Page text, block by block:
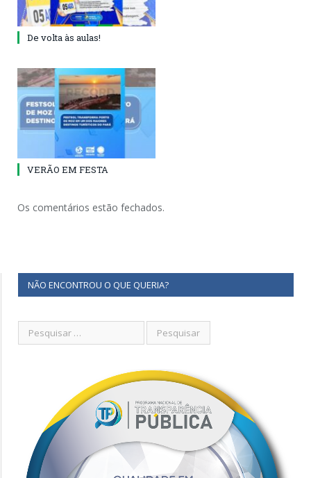
De volta às aulas!
VERÃO EM FESTA
Os comentários estão fechados.
NÃO ENCONTROU O QUE QUERIA?